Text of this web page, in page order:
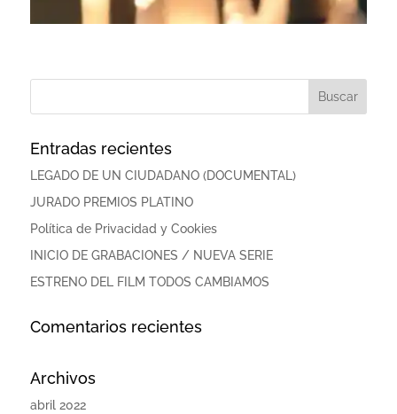
Entradas recientes
LEGADO DE UN CIUDADANO (DOCUMENTAL)
JURADO PREMIOS PLATINO
Política de Privacidad y Cookies
INICIO DE GRABACIONES / NUEVA SERIE
ESTRENO DEL FILM TODOS CAMBIAMOS
Comentarios recientes
Archivos
abril 2022